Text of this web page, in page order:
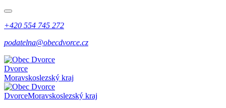
+420 554 745 272
podatelna@obecdvorce.cz
Dvorce
Moravskoslezský kraj
DvorceMoravskoslezský kraj